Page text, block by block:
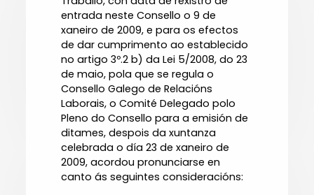
entrada neste Consello o 9 de
xaneiro de 2009, e para os efectos
de dar cumprimento ao establecido
no artigo 3º.2 b) da Lei 5/2008, do 23
de maio, pola que se regula o
Consello Galego de Relacións
Laborais, o Comité Delegado polo
Pleno do Consello para a emisión de
ditames, despois da xuntanza
celebrada o día 23 de xaneiro de
2009, acordou pronunciarse en
canto ás seguintes consideracións: